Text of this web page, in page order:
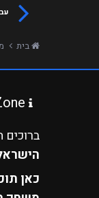
בית
כאן